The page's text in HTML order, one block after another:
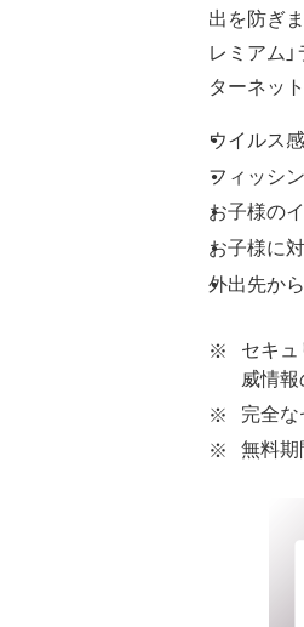
出を防ぎ
レミアム
ターネッ
ウイルス
フィッシ
お子様の
お子様に
外出先か
セキ
威情
完全
無料期